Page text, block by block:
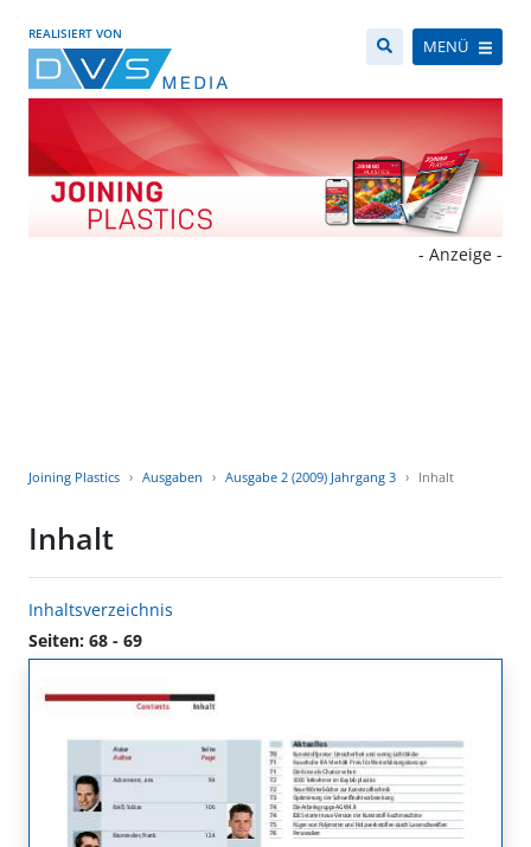
REALISIERT VON
MENÜ
- Anzeige -
Joining Plastics Ausgaben Ausgabe 2 (2009) Jahrgang 3 Inhalt
Inhalt
Inhaltsverzeichnis
Seiten: 68 - 69